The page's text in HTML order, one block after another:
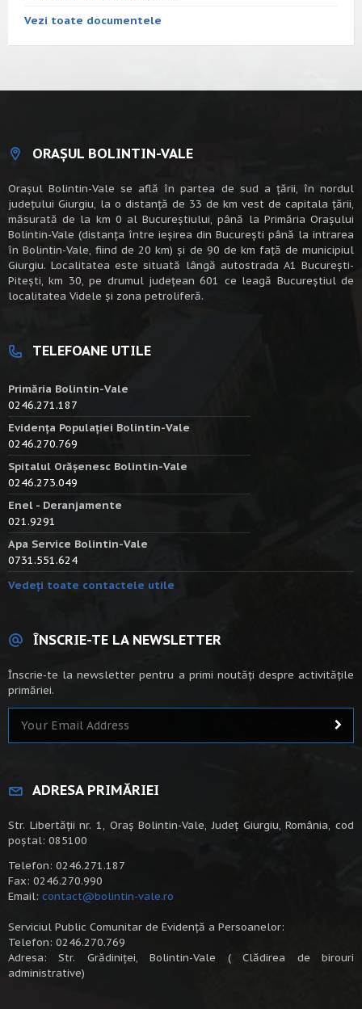
Vezi toate documentele
ORAȘUL BOLINTIN-VALE
Oraşul Bolintin-Vale se află în partea de sud a ţării, în nordul
judeţului Giurgiu, la o distanţă de 33 de km vest de capitala țării,
măsurată de la km 0 al Bucureștiului, până la Primăria Orașului
Bolintin-Vale (distanța între ieșirea din București până la intrarea
în Bolintin-Vale, fiind de 20 km) şi de 90 de km faţă de municipiul
Giurgiu. Localitatea este situată lângă autostrada A1 Bucureşti-
Piteşti, km 30, pe drumul judeţean 601 ce leagă Bucureştiul de
localitatea Videle şi zona petroliferă.
TELEFOANE UTILE
Primăria Bolintin-Vale
0246.271.187
Evidența Populației Bolintin-Vale
0246.270.769
Spitalul Orășenesc Bolintin-Vale
0246.273.049
Enel - Deranjamente
021.9291
Apa Service Bolintin-Vale
0731.551.624
Vedeți toate contactele utile
ÎNSCRIE-TE LA NEWSLETTER
Înscrie-te la newsletter pentru a primi noutăți despre activitățile
primăriei.
ADRESA PRIMĂRIEI
Str. Libertății nr. 1, Oraș Bolintin-Vale, Județ Giurgiu, România, cod
poștal: 085100
Telefon: 0246.271.187
Fax: 0246.270.990
Email: contact@bolintin-vale.ro
Serviciul Public Comunitar de Evidență a Persoanelor:
Telefon: 0246.270.769
Adresa: Str. Grădiniței, Bolintin-Vale ( Clădirea de birouri
administrative)